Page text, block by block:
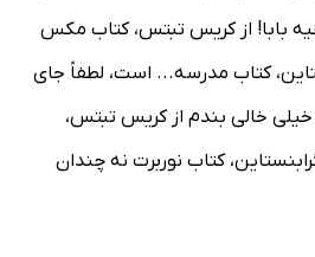
1: چه وضعیه بابا! از کریس تبتس، کتاب مکس
کتاب مدرسه... است، لطفاً جای
3: داداش خیلی خالی بندم از کریس تبتس،
کتاب نوربرت نه چندان